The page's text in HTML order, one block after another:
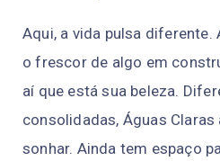
Aqui, a vida pulsa diferente.
o frescor de algo em
aí que está sua beleza.
consolidadas, Águas
sonhar. Ainda tem espaço